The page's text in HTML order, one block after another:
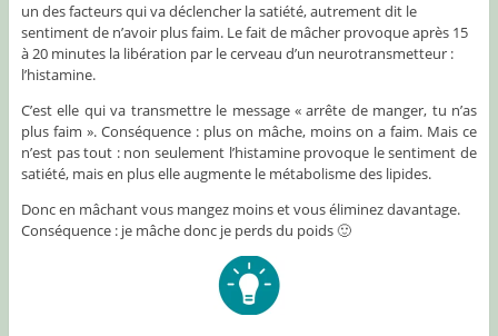
un des facteurs qui va déclencher la satiété, autrement dit le
sentiment de n’avoir plus faim. Le fait de mâcher provoque après 15
à 20 minutes la libération par le cerveau d’un neurotransmetteur :
l’histamine.
C’est elle qui va transmettre le message « arrête de manger, tu n’as
plus faim ». Conséquence : plus on mâche, moins on a faim. Mais ce
n’est pas tout : non seulement l’histamine provoque le sentiment de
satiété, mais en plus elle augmente le métabolisme des lipides.
Donc en mâchant vous mangez moins et vous éliminez davantage.
Conséquence : je mâche donc je perds du poids 🙂